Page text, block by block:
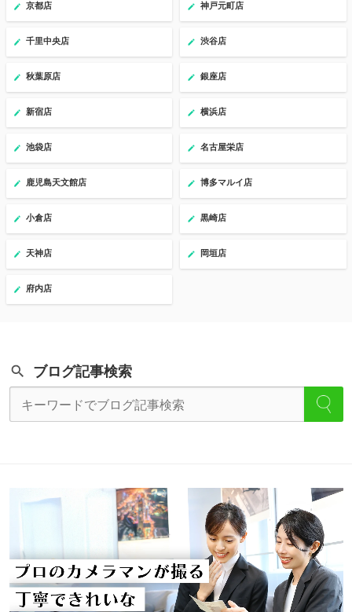
京都店 神戸元町店
千里中央店 渋谷店
秋葉原店 銀座店
新宿店 横浜店
池袋店 名古屋栄店
鹿児島天文館店 博多マルイ店
小倉店 黒崎店
天神店 岡垣店
府内店
ブログ記事検索